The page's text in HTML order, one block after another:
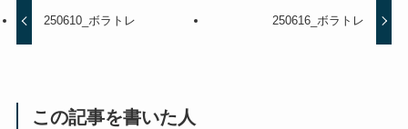
250610_ボラトレ 250616_ボラトレ
この記事を書いた人